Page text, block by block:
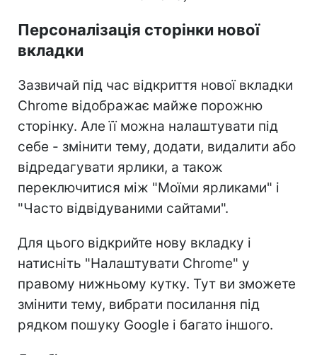
Персоналізація сторінки нової
вкладки
Зазвичай під час відкриття нової вкладки
Chrome відображає майже порожню
сторінку. Але її можна налаштувати під
себе - змінити тему, додати, видалити або
відредагувати ярлики, а також
переключитися між "Моїми ярликами" і
"Часто відвідуваними сайтами".
Для цього відкрийте нову вкладку і
натисніть "Налаштувати Chrome" у
правому нижньому кутку. Тут ви зможете
змінити тему, вибрати посилання під
рядком пошуку Google і багато іншого.